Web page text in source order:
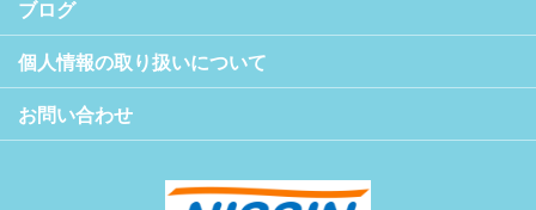
ブログ
個人情報の取り扱いについて
お問い合わせ